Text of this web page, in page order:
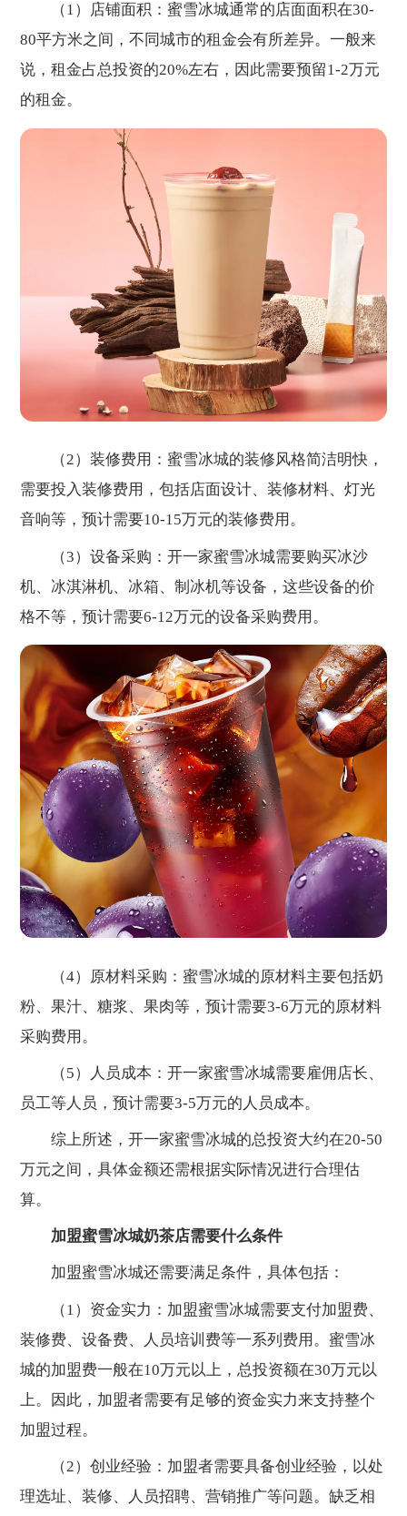
（1）店铺面积：蜜雪冰城通常的店面面积在30-
80平方米之间，不同城市的租金会有所差异。一般来
说，租金占总投资的20%左右，因此需要预留1-2万元
的租金。
（2）装修费用：蜜雪冰城的装修风格简洁明快，
需要投入装修费用，包括店面设计、装修材料、灯光
音响等，预计需要10-15万元的装修费用。
（3）设备采购：开一家蜜雪冰城需要购买冰沙
机、冰淇淋机、冰箱、制冰机等设备，这些设备的价
格不等，预计需要6-12万元的设备采购费用。
（4）原材料采购：蜜雪冰城的原材料主要包括奶
粉、果汁、糖浆、果肉等，预计需要3-6万元的原材料
采购费用。
（5）人员成本：开一家蜜雪冰城需要雇佣店长、
员工等人员，预计需要3-5万元的人员成本。
综上所述，开一家蜜雪冰城的总投资大约在20-50
万元之间，具体金额还需根据实际情况进行合理估
算。
加盟蜜雪冰城奶茶店需要什么条件
加盟蜜雪冰城还需要满足条件，具体包括：
（1）资金实力：加盟蜜雪冰城需要支付加盟费、
装修费、设备费、人员培训费等一系列费用。蜜雪冰
城的加盟费一般在10万元以上，总投资额在30万元以
上。因此，加盟者需要有足够的资金实力来支持整个
加盟过程。
（2）创业经验：加盟者需要具备创业经验，以处
理选址、装修、人员招聘、营销推广等问题。缺乏相